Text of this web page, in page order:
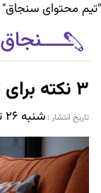
"تیم محتوای سنجاق"
۳ نکته برای تمیز کردن و شستشوی مبل
تاریخ انتشار :‌ شنبه ۲۶ تیر ۱۴۰۰